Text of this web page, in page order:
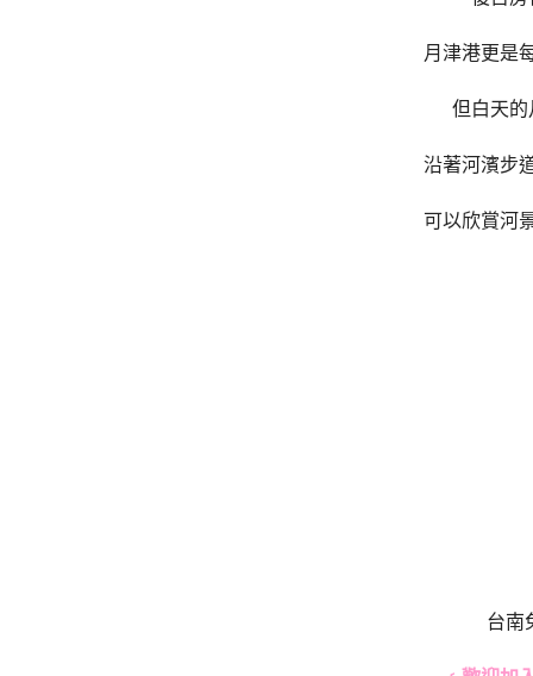
月津港更是
但白天的
沿著河濱步
可以欣賞河
台南